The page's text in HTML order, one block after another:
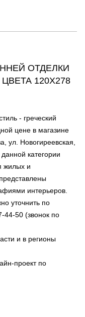
ОТДЕЛКИ
120Х278
- греческий
цене в магазине
Новогиреевская,
категории
жилых и
интерьеров.
уточнить по
44-50 (звонок по
и в регионы
проект по